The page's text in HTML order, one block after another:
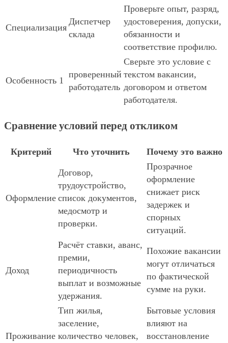
Специализация
Диспетчер
склада
Проверьте опыт, разряд,
удостоверения, допуски,
обязанности и
соответствие профилю.
Особенность 1
проверенный
работодатель
Сверьте это условие с
текстом вакансии,
договором и ответом
работодателя.
Сравнение условий перед откликом
Критерий Что уточнить Почему это важно
Оформление
Договор,
трудоустройство,
список документов,
медосмотр и
проверки.
Прозрачное
оформление
снижает риск
задержек и
спорных
ситуаций.
Доход
Расчёт ставки, аванс,
премии,
периодичность
выплат и возможные
удержания.
Похожие вакансии
могут отличаться
по фактической
сумме на руки.
Проживание
Тип жилья,
заселение,
количество человек,
Бытовые условия
влияют на
восстановление